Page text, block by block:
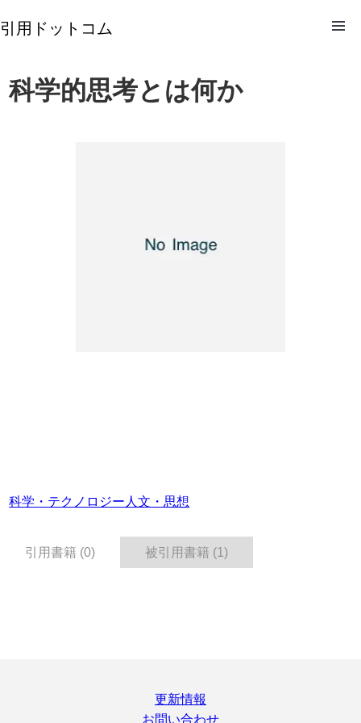
引用ドットコム
科学的思考とは何か
科学・テクノロジー 人文・思想
引用書籍 (0) 被引用書籍 (1)
更新情報
お問い合わせ